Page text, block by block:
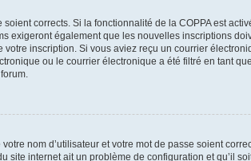
corrects. Si la fonctionnalité de la COPPA est
exigeront également que les nouvelles inscriptions
inscription. Si vous aviez reçu un courrier
ou le courrier électronique a été filtré en tant
nom d’utilisateur et votre mot de passe soient
internet ait un problème de configuration et qu’il